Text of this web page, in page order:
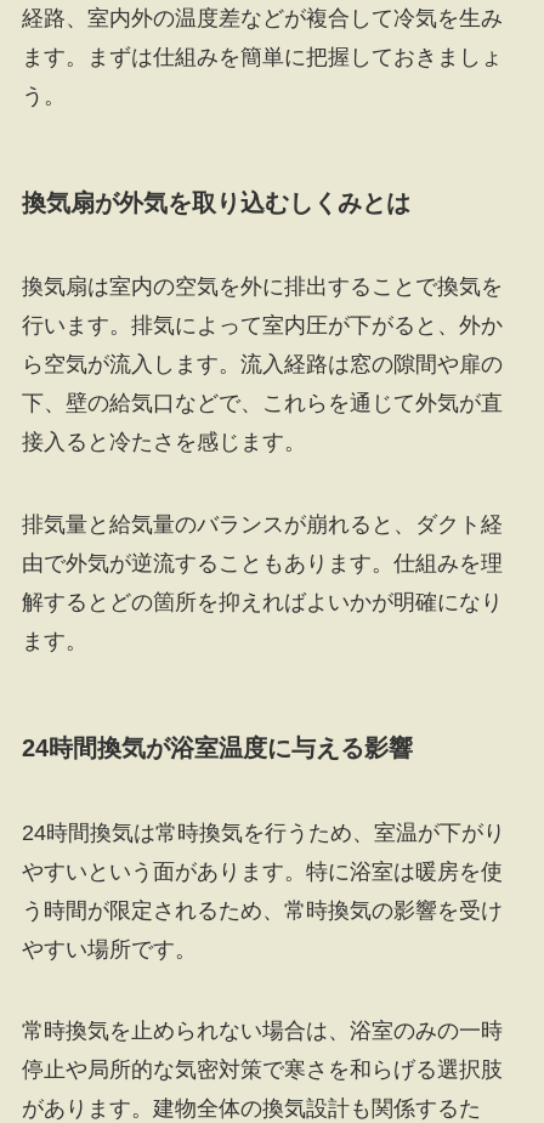
経路、室内外の温度差などが複合して冷気を生み
ます。まずは仕組みを簡単に把握しておきましょ
う。
換気扇が外気を取り込むしくみとは
換気扇は室内の空気を外に排出することで換気を
行います。排気によって室内圧が下がると、外か
ら空気が流入します。流入経路は窓の隙間や扉の
下、壁の給気口などで、これらを通じて外気が直
接入ると冷たさを感じます。
排気量と給気量のバランスが崩れると、ダクト経
由で外気が逆流することもあります。仕組みを理
解するとどの箇所を抑えればよいかが明確になり
ます。
24時間換気が浴室温度に与える影響
24時間換気は常時換気を行うため、室温が下がり
やすいという面があります。特に浴室は暖房を使
う時間が限定されるため、常時換気の影響を受け
やすい場所です。
常時換気を止められない場合は、浴室のみの一時
停止や局所的な気密対策で寒さを和らげる選択肢
があります。建物全体の換気設計も関係するた